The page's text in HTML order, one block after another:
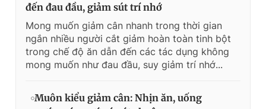
đến đau đầu, giảm sút trí nhớ
Mong muốn giảm cân nhanh trong thời gian
ngắn nhiều người cắt giảm hoàn toàn tinh bột
trong chế độ ăn dẫn đến các tác dụng không
mong muốn như đau đầu, suy giảm trí nhớ...
Muôn kiểu giảm cân: Nhịn ăn, uống